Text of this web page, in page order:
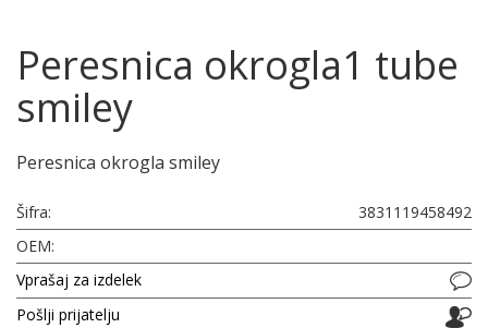
Peresnica okrogla1 tube
smiley
Peresnica okrogla smiley
Šifra:
3831119458492
OEM:
Vprašaj za izdelek
Pošlji prijatelju